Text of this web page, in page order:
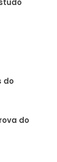
do
do